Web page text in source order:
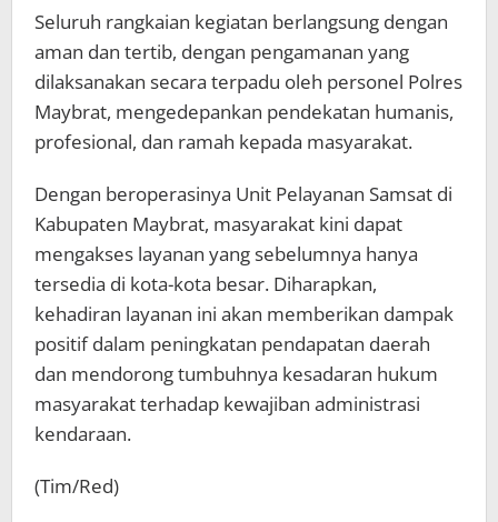
Seluruh rangkaian kegiatan berlangsung dengan
aman dan tertib, dengan pengamanan yang
dilaksanakan secara terpadu oleh personel Polres
Maybrat, mengedepankan pendekatan humanis,
profesional, dan ramah kepada masyarakat.
Dengan beroperasinya Unit Pelayanan Samsat di
Kabupaten Maybrat, masyarakat kini dapat
mengakses layanan yang sebelumnya hanya
tersedia di kota-kota besar. Diharapkan,
kehadiran layanan ini akan memberikan dampak
positif dalam peningkatan pendapatan daerah
dan mendorong tumbuhnya kesadaran hukum
masyarakat terhadap kewajiban administrasi
kendaraan.
(Tim/Red)